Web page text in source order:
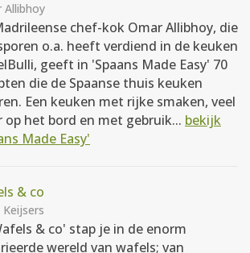
Allibhoy
chef-kok Omar Allibhoy, die
o.a. heeft verdiend in de keuken
geeft in 'Spaans Made Easy' 70
die de Spaanse thuis keuken
Een keuken met rijke smaken, veel
op het bord en met gebruik... bekijk
Made Easy'
& co
Keijsers
& co' stap je in de enorm
wereld van wafels; van